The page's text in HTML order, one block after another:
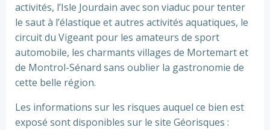
activités, l’Isle Jourdain avec son viaduc pour tenter
le saut à l’élastique et autres activités aquatiques, le
circuit du Vigeant pour les amateurs de sport
automobile, les charmants villages de Mortemart et
de Montrol-Sénard sans oublier la gastronomie de
cette belle région.
Les informations sur les risques auquel ce bien est
exposé sont disponibles sur le site Géorisques :